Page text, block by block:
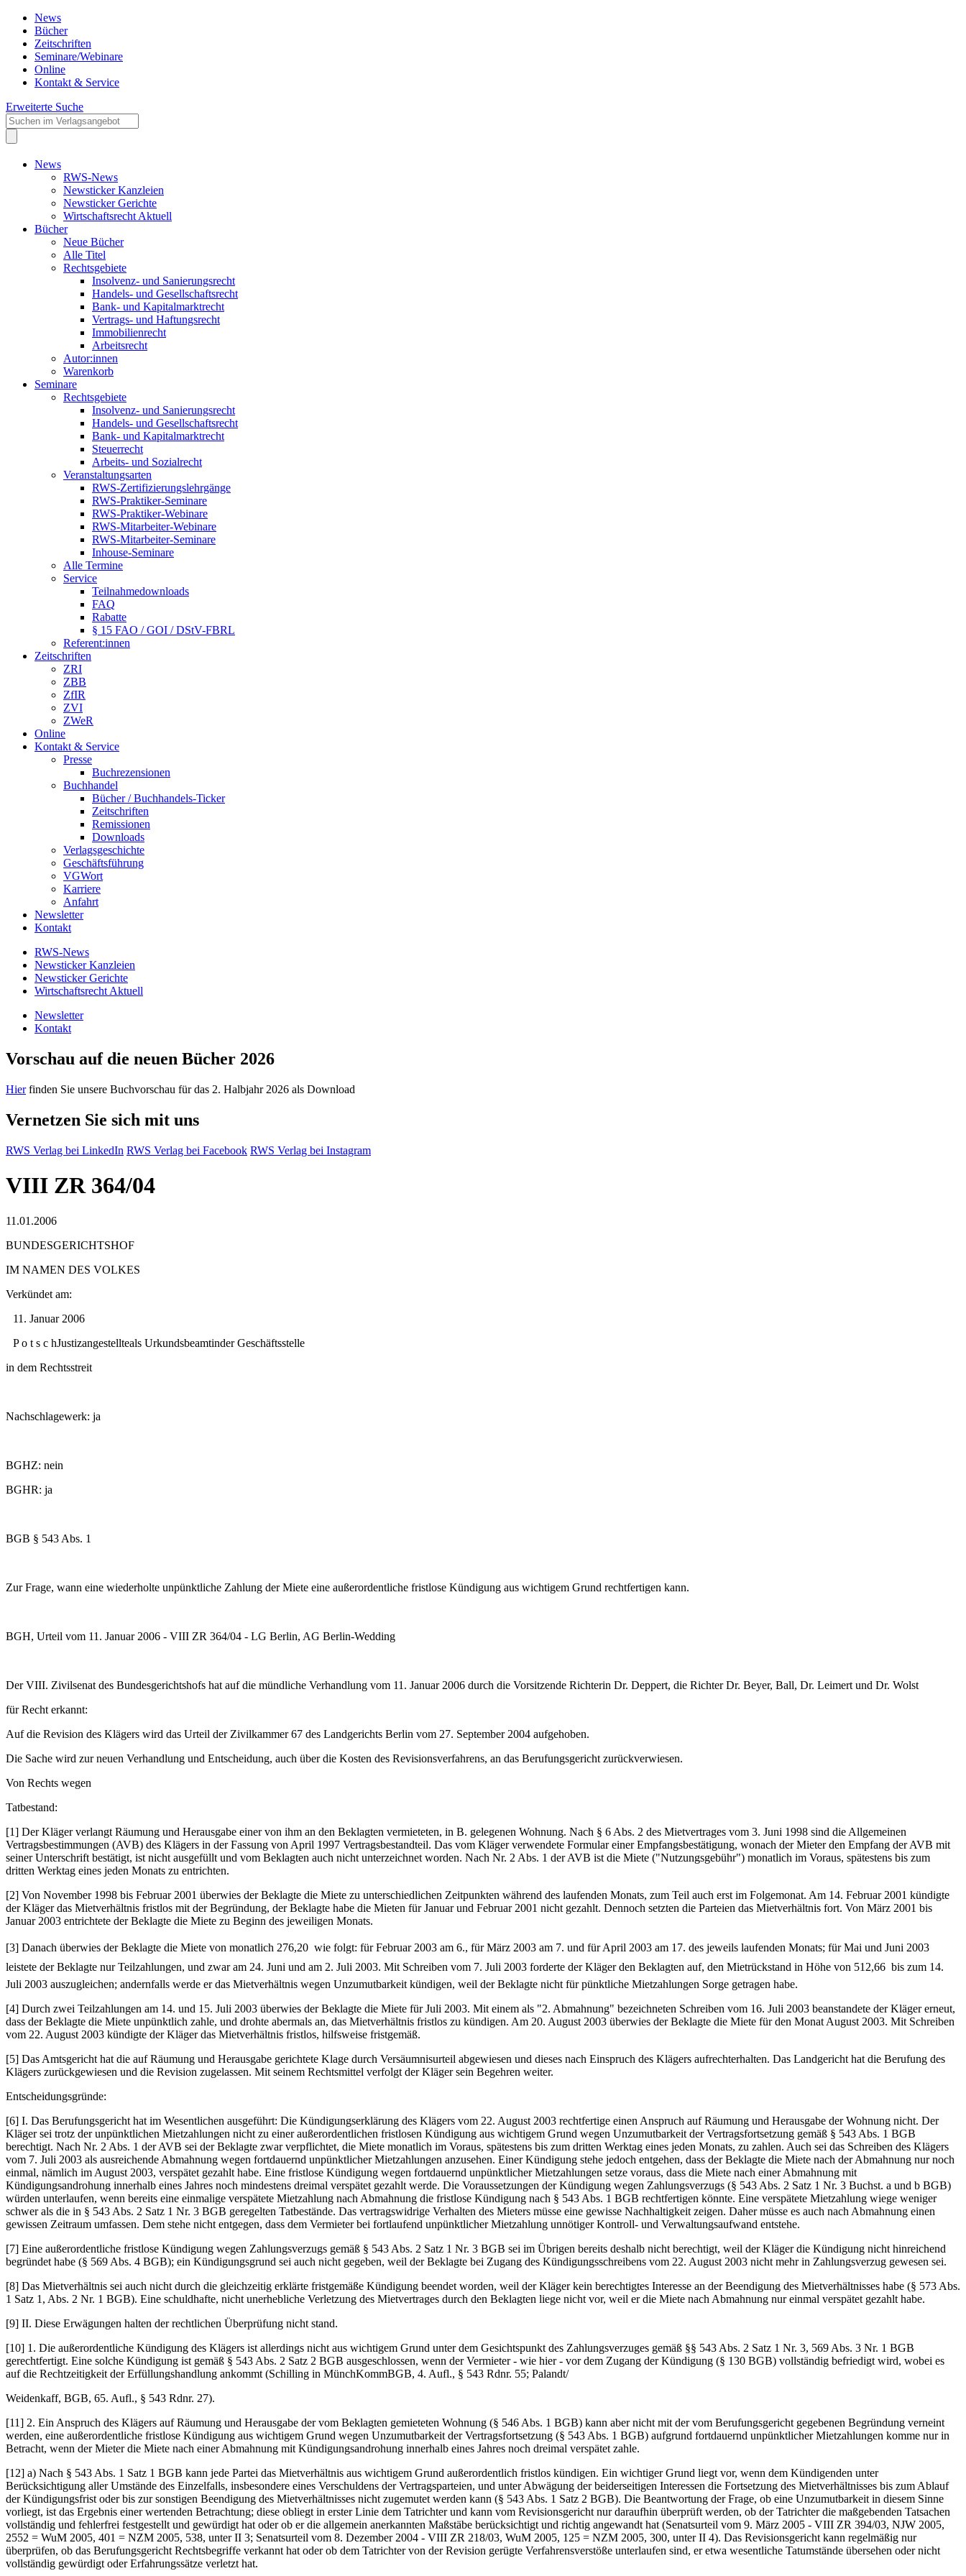
News
Bücher
Zeitschriften
Seminare/Webinare
Online
Kontakt & Service
Erweiterte Suche
News
RWS-News
Newsticker Kanzleien
Newsticker Gerichte
Wirtschaftsrecht Aktuell
Bücher
Neue Bücher
Alle Titel
Rechtsgebiete
Insolvenz- und Sanierungsrecht
Handels- und Gesellschaftsrecht
Bank- und Kapitalmarktrecht
Vertrags- und Haftungsrecht
Immobilienrecht
Arbeitsrecht
Autor:innen
Warenkorb
Seminare
Rechtsgebiete
Insolvenz- und Sanierungsrecht
Handels- und Gesellschaftsrecht
Bank- und Kapitalmarktrecht
Steuerrecht
Arbeits- und Sozialrecht
Veranstaltungsarten
RWS-Zertifizierungslehrgänge
RWS-Praktiker-Seminare
RWS-Praktiker-Webinare
RWS-Mitarbeiter-Webinare
RWS-Mitarbeiter-Seminare
Inhouse-Seminare
Alle Termine
Service
Teilnahmedownloads
FAQ
Rabatte
§ 15 FAO / GOI / DStV-FBRL
Referent:innen
Zeitschriften
ZRI
ZBB
ZfIR
ZVI
ZWeR
Online
Kontakt & Service
Presse
Buchrezensionen
Buchhandel
Bücher / Buchhandels-Ticker
Zeitschriften
Remissionen
Downloads
Verlagsgeschichte
Geschäftsführung
VGWort
Karriere
Anfahrt
Newsletter
Kontakt
RWS-News
Newsticker Kanzleien
Newsticker Gerichte
Wirtschaftsrecht Aktuell
Newsletter
Kontakt
Vorschau auf die neuen Bücher 2026
Hierfinden Sie unsere Buchvorschau für das 2. Halbjahr 2026 als Download
Vernetzen Sie sich mit uns
RWS Verlag bei LinkedIn RWS Verlag bei Facebook RWS Verlag bei Instagram
VIII ZR 364/04
11.01.2006
BUNDESGERICHTSHOF
IM NAMEN DES VOLKES
Verkündet am:
11. Januar 2006
P o t s c hJustizangestellteals Urkundsbeamtinder Geschäftsstelle
in dem Rechtsstreit
Nachschlagewerk: ja
BGHZ: nein
BGHR: ja
BGB § 543 Abs. 1
Zur Frage, wann eine wiederholte unpünktliche Zahlung der Miete eine außerordentliche fristlose Kündigung aus wichtigem Grund rechtfertigen kann.
BGH, Urteil vom 11. Januar 2006 - VIII ZR 364/04 - LG Berlin, AG Berlin-Wedding
Der VIII. Zivilsenat des Bundesgerichtshofs hat auf die mündliche Verhandlung vom 11. Januar 2006 durch die Vorsitzende Richterin Dr. Deppert, die Richter Dr. Beyer, Ball, Dr. Leimert und Dr. Wolst
für Recht erkannt:
Auf die Revision des Klägers wird das Urteil der Zivilkammer 67 des Landgerichts Berlin vom 27. September 2004 aufgehoben.
Die Sache wird zur neuen Verhandlung und Entscheidung, auch über die Kosten des Revisionsverfahrens, an das Berufungsgericht zurückverwiesen.
Von Rechts wegen
Tatbestand:
[1] Der Kläger verlangt Räumung und Herausgabe einer von ihm an den Beklagten vermieteten, in B. gelegenen Wohnung. Nach § 6 Abs. 2 des Mietvertrages vom 3. Juni 1998 sind die Allgemeinen
Vertragsbestimmungen (AVB) des Klägers in der Fassung von April 1997 Vertragsbestandteil. Das vom Kläger verwendete Formular einer Empfangsbestätigung, wonach der Mieter den Empfang der AVB mit
seiner Unterschrift bestätigt, ist nicht ausgefüllt und vom Beklagten auch nicht unterzeichnet worden. Nach Nr. 2 Abs. 1 der AVB ist die Miete ("Nutzungsgebühr") monatlich im Voraus, spätestens bis zum
dritten Werktag eines jeden Monats zu entrichten.
[2] Von November 1998 bis Februar 2001 überwies der Beklagte die Miete zu unterschiedlichen Zeitpunkten während des laufenden Monats, zum Teil auch erst im Folgemonat. Am 14. Februar 2001 kündigte
der Kläger das Mietverhältnis fristlos mit der Begründung, der Beklagte habe die Mieten für Januar und Februar 2001 nicht gezahlt. Dennoch setzten die Parteien das Mietverhältnis fort. Von März 2001 bis
Januar 2003 entrichtete der Beklagte die Miete zu Beginn des jeweiligen Monats.
[3] Danach überwies der Beklagte die Miete von monatlich 276,20  wie folgt: für Februar 2003 am 6., für März 2003 am 7. und für April 2003 am 17. des jeweils laufenden Monats; für Mai und Juni 2003
leistete der Beklagte nur Teilzahlungen, und zwar am 24. Juni und am 2. Juli 2003. Mit Schreiben vom 7. Juli 2003 forderte der Kläger den Beklagten auf, den Mietrückstand in Höhe von 512,66  bis zum 14.
Juli 2003 auszugleichen; andernfalls werde er das Mietverhältnis wegen Unzumutbarkeit kündigen, weil der Beklagte nicht für pünktliche Mietzahlungen Sorge getragen habe.
[4] Durch zwei Teilzahlungen am 14. und 15. Juli 2003 überwies der Beklagte die Miete für Juli 2003. Mit einem als "2. Abmahnung" bezeichneten Schreiben vom 16. Juli 2003 beanstandete der Kläger erneut,
dass der Beklagte die Miete unpünktlich zahle, und drohte abermals an, das Mietverhältnis fristlos zu kündigen. Am 20. August 2003 überwies der Beklagte die Miete für den Monat August 2003. Mit Schreiben
vom 22. August 2003 kündigte der Kläger das Mietverhältnis fristlos, hilfsweise fristgemäß.
[5] Das Amtsgericht hat die auf Räumung und Herausgabe gerichtete Klage durch Versäumnisurteil abgewiesen und dieses nach Einspruch des Klägers aufrechterhalten. Das Landgericht hat die Berufung des
Klägers zurückgewiesen und die Revision zugelassen. Mit seinem Rechtsmittel verfolgt der Kläger sein Begehren weiter.
Entscheidungsgründe:
[6] I. Das Berufungsgericht hat im Wesentlichen ausgeführt: Die Kündigungserklärung des Klägers vom 22. August 2003 rechtfertige einen Anspruch auf Räumung und Herausgabe der Wohnung nicht. Der
Kläger sei trotz der unpünktlichen Mietzahlungen nicht zu einer außerordentlichen fristlosen Kündigung aus wichtigem Grund wegen Unzumutbarkeit der Vertragsfortsetzung gemäß § 543 Abs. 1 BGB
berechtigt. Nach Nr. 2 Abs. 1 der AVB sei der Beklagte zwar verpflichtet, die Miete monatlich im Voraus, spätestens bis zum dritten Werktag eines jeden Monats, zu zahlen. Auch sei das Schreiben des Klägers
vom 7. Juli 2003 als ausreichende Abmahnung wegen fortdauernd unpünktlicher Mietzahlungen anzusehen. Einer Kündigung stehe jedoch entgehen, dass der Beklagte die Miete nach der Abmahnung nur noch
einmal, nämlich im August 2003, verspätet gezahlt habe. Eine fristlose Kündigung wegen fortdauernd unpünktlicher Mietzahlungen setze voraus, dass die Miete nach einer Abmahnung mit
Kündigungsandrohung innerhalb eines Jahres noch mindestens dreimal verspätet gezahlt werde. Die Voraussetzungen der Kündigung wegen Zahlungsverzugs (§ 543 Abs. 2 Satz 1 Nr. 3 Buchst. a und b BGB)
würden unterlaufen, wenn bereits eine einmalige verspätete Mietzahlung nach Abmahnung die fristlose Kündigung nach § 543 Abs. 1 BGB rechtfertigen könnte. Eine verspätete Mietzahlung wiege weniger
schwer als die in § 543 Abs. 2 Satz 1 Nr. 3 BGB geregelten Tatbestände. Das vertragswidrige Verhalten des Mieters müsse eine gewisse Nachhaltigkeit zeigen. Daher müsse es auch nach Abmahnung einen
gewissen Zeitraum umfassen. Dem stehe nicht entgegen, dass dem Vermieter bei fortlaufend unpünktlicher Mietzahlung unnötiger Kontroll- und Verwaltungsaufwand entstehe.
[7] Eine außerordentliche fristlose Kündigung wegen Zahlungsverzugs gemäß § 543 Abs. 2 Satz 1 Nr. 3 BGB sei im Übrigen bereits deshalb nicht berechtigt, weil der Kläger die Kündigung nicht hinreichend
begründet habe (§ 569 Abs. 4 BGB); ein Kündigungsgrund sei auch nicht gegeben, weil der Beklagte bei Zugang des Kündigungsschreibens vom 22. August 2003 nicht mehr in Zahlungsverzug gewesen sei.
[8] Das Mietverhältnis sei auch nicht durch die gleichzeitig erklärte fristgemäße Kündigung beendet worden, weil der Kläger kein berechtigtes Interesse an der Beendigung des Mietverhältnisses habe (§ 573 Abs.
1 Satz 1, Abs. 2 Nr. 1 BGB). Eine schuldhafte, nicht unerhebliche Verletzung des Mietvertrages durch den Beklagten liege nicht vor, weil er die Miete nach Abmahnung nur einmal verspätet gezahlt habe.
[9] II. Diese Erwägungen halten der rechtlichen Überprüfung nicht stand.
[10] 1. Die außerordentliche Kündigung des Klägers ist allerdings nicht aus wichtigem Grund unter dem Gesichtspunkt des Zahlungsverzuges gemäß §§ 543 Abs. 2 Satz 1 Nr. 3, 569 Abs. 3 Nr. 1 BGB
gerechtfertigt. Eine solche Kündigung ist gemäß § 543 Abs. 2 Satz 2 BGB ausgeschlossen, wenn der Vermieter - wie hier - vor dem Zugang der Kündigung (§ 130 BGB) vollständig befriedigt wird, wobei es
auf die Rechtzeitigkeit der Erfüllungshandlung ankommt (Schilling in MünchKommBGB, 4. Aufl., § 543 Rdnr. 55; Palandt/
Weidenkaff, BGB, 65. Aufl., § 543 Rdnr. 27).
[11] 2. Ein Anspruch des Klägers auf Räumung und Herausgabe der vom Beklagten gemieteten Wohnung (§ 546 Abs. 1 BGB) kann aber nicht mit der vom Berufungsgericht gegebenen Begründung verneint
werden, eine außerordentliche fristlose Kündigung aus wichtigem Grund wegen Unzumutbarkeit der Vertragsfortsetzung (§ 543 Abs. 1 BGB) aufgrund fortdauernd unpünktlicher Mietzahlungen komme nur in
Betracht, wenn der Mieter die Miete nach einer Abmahnung mit Kündigungsandrohung innerhalb eines Jahres noch dreimal verspätet zahle.
[12] a) Nach § 543 Abs. 1 Satz 1 BGB kann jede Partei das Mietverhältnis aus wichtigem Grund außerordentlich fristlos kündigen. Ein wichtiger Grund liegt vor, wenn dem Kündigenden unter
Berücksichtigung aller Umstände des Einzelfalls, insbesondere eines Verschuldens der Vertragsparteien, und unter Abwägung der beiderseitigen Interessen die Fortsetzung des Mietverhältnisses bis zum Ablauf
der Kündigungsfrist oder bis zur sonstigen Beendigung des Mietverhältnisses nicht zugemutet werden kann (§ 543 Abs. 1 Satz 2 BGB). Die Beantwortung der Frage, ob eine Unzumutbarkeit in diesem Sinne
vorliegt, ist das Ergebnis einer wertenden Betrachtung; diese obliegt in erster Linie dem Tatrichter und kann vom Revisionsgericht nur daraufhin überprüft werden, ob der Tatrichter die maßgebenden Tatsachen
vollständig und fehlerfrei festgestellt und gewürdigt hat oder ob er die allgemein anerkannten Maßstäbe berücksichtigt und richtig angewandt hat (Senatsurteil vom 9. März 2005 - VIII ZR 394/03, NJW 2005,
2552 = WuM 2005, 401 = NZM 2005, 538, unter II 3; Senatsurteil vom 8. Dezember 2004 - VIII ZR 218/03, WuM 2005, 125 = NZM 2005, 300, unter II 4). Das Revisionsgericht kann regelmäßig nur
überprüfen, ob das Berufungsgericht Rechtsbegriffe verkannt hat oder ob dem Tatrichter von der Revision gerügte Verfahrensverstöße unterlaufen sind, er etwa wesentliche Tatumstände übersehen oder nicht
vollständig gewürdigt oder Erfahrungssätze verletzt hat.